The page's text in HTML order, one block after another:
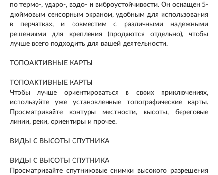
по термо-, ударо-, водо- и виброустойчивости. Он оснащен 5-
дюймовым сенсорным экраном, удобным для использования
в перчатках, и совместим с различными надежными
решениями для крепления (продаются отдельно), чтобы
лучше всего подходить для вашей деятельности.
ТОПОАКТИВНЫЕ КАРТЫ
ТОПОАКТИВНЫЕ КАРТЫ
Чтобы лучше ориентироваться в своих приключениях,
используйте уже установленные топографические карты.
Просматривайте контуры местности, высоты, береговые
линии, реки, ориентиры и прочее.
ВИДЫ С ВЫСОТЫ СПУТНИКА
ВИДЫ С ВЫСОТЫ СПУТНИКА
Просматривайте спутниковые снимки высокого разрешения